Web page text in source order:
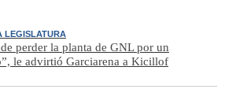
LEGISLATURA
perder la planta de GNL por un
le advirtió Garciarena a Kicillof